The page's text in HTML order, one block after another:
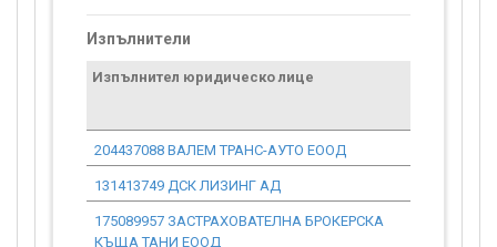
Изпълнители
Изпълнител юридическо лице
204437088 ВАЛЕМ ТРАНС-АУТО ЕООД
131413749 ДСК ЛИЗИНГ АД
175089957 ЗАСТРАХОВАТЕЛНА БРОКЕРСКА
КЪЩА ТАНИ ЕООД